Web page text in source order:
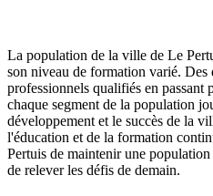
La population de la ville de Le
son niveau de formation varié.
professionnels qualifiés en passant
chaque segment de la population
développement et le succès de la
l'éducation et de la formation
Pertuis de maintenir une
de relever les défis de demain.